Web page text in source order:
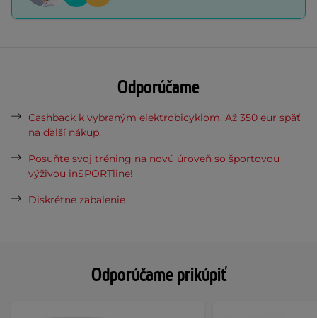
Odporúčame prikúpiť
Odporúčame
Cashback k vybraným elektrobicyklom. Až 350 eur späť
na ďalší nákup.
Posuňte svoj tréning na novú úroveň so športovou
výživou inSPORTline!
Diskrétne zabalenie